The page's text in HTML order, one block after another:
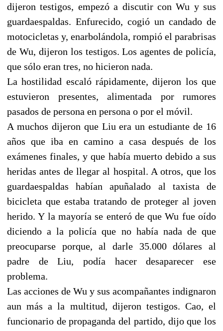
dijeron testigos, empezó a discutir con Wu y sus
guardaespaldas. Enfurecido, cogió un candado de
motocicletas y, enarbolándola, rompió el parabrisas
de Wu, dijeron los testigos. Los agentes de policía,
que sólo eran tres, no hicieron nada.
La hostilidad escaló rápidamente, dijeron los que
estuvieron presentes, alimentada por rumores
pasados de persona en persona o por el móvil.
A muchos dijeron que Liu era un estudiante de 16
años que iba en camino a casa después de los
exámenes finales, y que había muerto debido a sus
heridas antes de llegar al hospital. A otros, que los
guardaespaldas habían apuñalado al taxista de
bicicleta que estaba tratando de proteger al joven
herido. Y la mayoría se enteró de que Wu fue oído
diciendo a la policía que no había nada de que
preocuparse porque, al darle 35.000 dólares al
padre de Liu, podía hacer desaparecer ese
problema.
Las acciones de Wu y sus acompañantes indignaron
aun más a la multitud, dijeron testigos. Cao, el
funcionario de propaganda del partido, dijo que los